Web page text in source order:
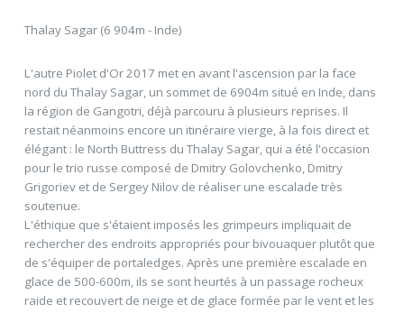
Thalay Sagar (6 904m - Inde)
L'autre Piolet d'Or 2017 met en avant l'ascension par la face
nord du Thalay Sagar, un sommet de 6904m situé en Inde, dans
la région de Gangotri, déjà parcouru à plusieurs reprises. Il
restait néanmoins encore un itinéraire vierge, à la fois direct et
élégant : le North Buttress du Thalay Sagar, qui a été l'occasion
pour le trio russe composé de Dmitry Golovchenko, Dmitry
Grigoriev et de Sergey Nilov de réaliser une escalade très
soutenue.
L'éthique que s'étaient imposés les grimpeurs impliquait de
rechercher des endroits appropriés pour bivouaquer plutôt que
de s'équiper de portaledges. Après une première escalade en
glace de 500-600m, ils se sont heurtés à un passage rocheux
raide et recouvert de neige et de glace formée par le vent et les